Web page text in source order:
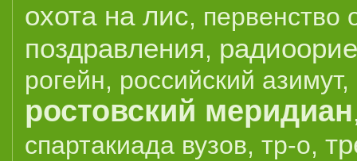
охота на лис, первенство
поздравления,
рогейн, российский азимут,
ростовский меридиан
спартакиада вузов, тр-о,